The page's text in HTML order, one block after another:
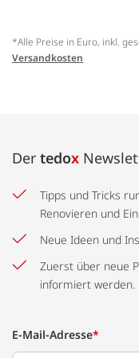
*Alle Preise in Euro, inkl.
Versandkosten
Der tedox
Tipps und Tricks
Renovieren und
Neue Ideen und
Zuerst über neue
informiert werden.
E-Mail-Adresse*